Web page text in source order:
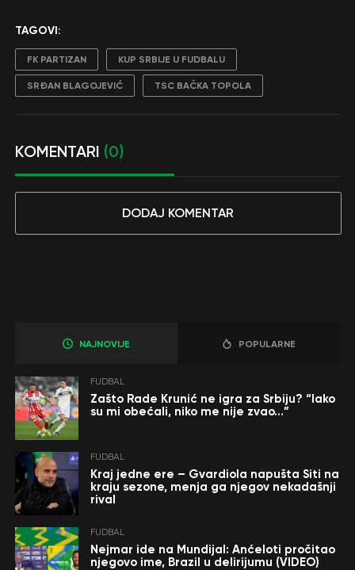
TAGOVI:
FK PARTIZAN KUP SRBIJE U FUDBALU
SRĐAN BLAGOJEVIĆ TSC BAČKA TOPOLA
KOMENTARI (0)
DODAJ KOMENTAR
NAJNOVIJE POPULARNE
FUDBAL
Zašto Rade Krunić ne igra za Srbiju? “Iako
su mi obećali, niko me nije zvao…”
FUDBAL
Kraj jedne ere – Gvardiola napušta Siti na
kraju sezone, menja ga njegov nekadašnji
rival
FUDBAL
Nejmar ide na Mundijal: Anćeloti pročitao
njegovo ime, Brazil u delirijumu (VIDEO)